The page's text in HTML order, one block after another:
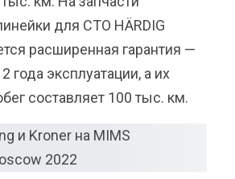
для СТО HÄRDIG
расширенная гарантия —
года эксплуатации, а их
составляет 100 тыс. км.